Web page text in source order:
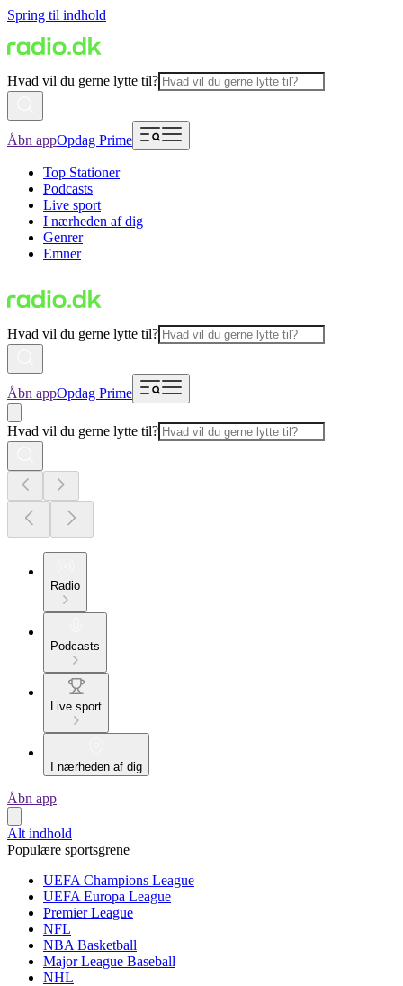
Spring til indhold
Hvad vil du gerne lytte til?
Åbn appOpdag Prime
Top Stationer
Podcasts
Live sport
I nærheden af dig
Genrer
Emner
Hvad vil du gerne lytte til?
Åbn appOpdag Prime
Hvad vil du gerne lytte til?
Radio
Podcasts
Live sport
I nærheden af dig
Åbn app
Alt indhold
Populære sportsgrene
UEFA Champions League
UEFA Europa League
Premier League
NFL
NBA Basketball
Major League Baseball
NHL